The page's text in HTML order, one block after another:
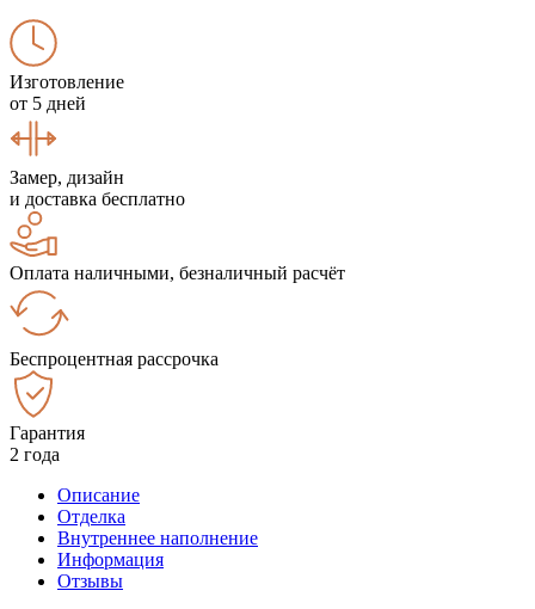
Изготовление
от 5 дней
Замер, дизайн
и доставка бесплатно
Оплата наличными, безналичный расчёт
Беспроцентная рассрочка
Гарантия
2 года
Описание
Отделка
Внутреннее наполнение
Информация
Отзывы